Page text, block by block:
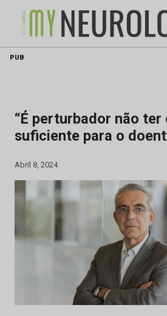
Skip
PUB
“É perturbador não ter
suficiente para o
Abril 8, 2024